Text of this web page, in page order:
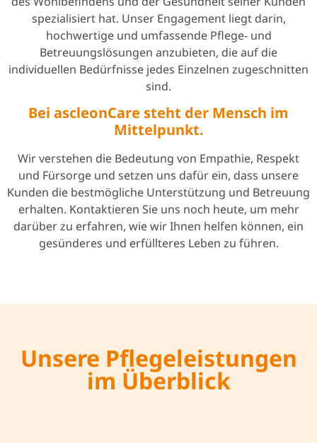
spezialisiert hat. Unser Engagement liegt darin,
hochwertige und umfassende Pflege- und
Betreuungslösungen anzubieten, die auf die
individuellen Bedürfnisse jedes Einzelnen zugeschnitten
sind.
Bei ascleonCare steht der Mensch im
Mittelpunkt.
Wir verstehen die Bedeutung von Empathie, Respekt
und Fürsorge und setzen uns dafür ein, dass unsere
Kunden die bestmögliche Unterstützung und Betreuung
erhalten. Kontaktieren Sie uns noch heute, um mehr
darüber zu erfahren, wie wir Ihnen helfen können, ein
gesünderes und erfüllteres Leben zu führen.
Unsere Pflegeleistungen
im Überblick